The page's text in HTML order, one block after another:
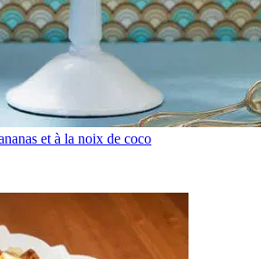
et à la noix de coco